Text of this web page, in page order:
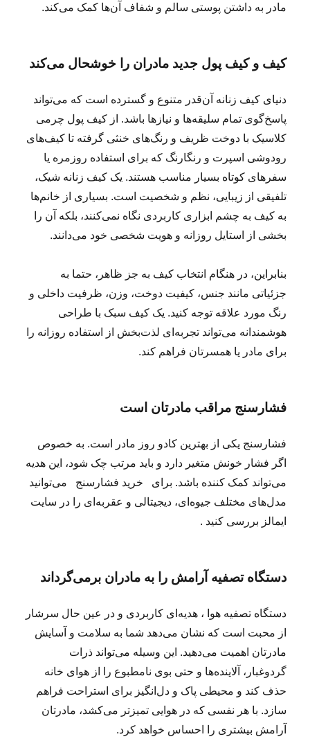
مادر به داشتن پوستی سالم و شفاف آن‌ها کمک می‌کند.
کیف و کیف پول جدید مادران را خوشحال می‌کند
دنیای کیف‌ زنانه آن‌قدر متنوع و گسترده است که می‌تواند
پاسخ‌گوی تمام سلیقه‌ها و نیازها باشد. از کیف پول چرمی
کلاسیک با دوخت ظریف و رنگ‌های خنثی گرفته تا کیف‌های
رودوشی اسپرت و رنگارنگ که برای استفاده روزمره یا
سفرهای کوتاه بسیار مناسب‌ هستند. یک کیف زنانه شیک،
تلفیقی از زیبایی، نظم و شخصیت است. بسیاری از خانم‌ها
به کیف به چشم ابزاری کاربردی نگاه نمی‌کنند، بلکه آن را
بخشی از استایل روزانه و هویت شخصی خود می‌دانند.
بنابراین، در هنگام انتخاب کیف به جز ظاهر، حتما به
جزئیاتی مانند جنس، کیفیت دوخت، وزن، ظرفیت داخلی و
رنگ مورد علاقه توجه کنید. یک کیف سبک با طراحی
هوشمندانه می‌تواند تجربه‌ای لذت‌بخش از استفاده روزانه را
برای مادر یا همسرتان فراهم کند.
فشارسنج مراقب مادرتان است
فشارسنج یکی از بهترین کادو روز مادر است. به خصوص
اگر فشار خونش متغیر دارد و باید مرتب چک شود، این هدیه
می‌تواند کمک کننده باشد. برای خرید فشارسنج می‌توانید
مدل‌های مختلف جیوه‌ای، دیجیتالی و عقربه‌ای را در سایت
ایمالز بررسی کنید .
دستگاه تصفیه آرامش را به مادران برمی‌گرداند
دستگاه تصفیه هوا ، هدیه‌ای کاربردی و در عین حال سرشار
از محبت است که نشان می‌دهد شما به سلامت و آسایش
مادرتان اهمیت می‌دهید. این وسیله می‌تواند ذرات
گردوغبار، آلاینده‌ها و حتی بوی نامطبوع را از هوای خانه
حذف کند و محیطی پاک و دل‌انگیز برای استراحت فراهم
سازد. با هر نفسی که در هوایی تمیزتر می‌کشد، مادرتان
آرامش بیشتری را احساس خواهد کرد.